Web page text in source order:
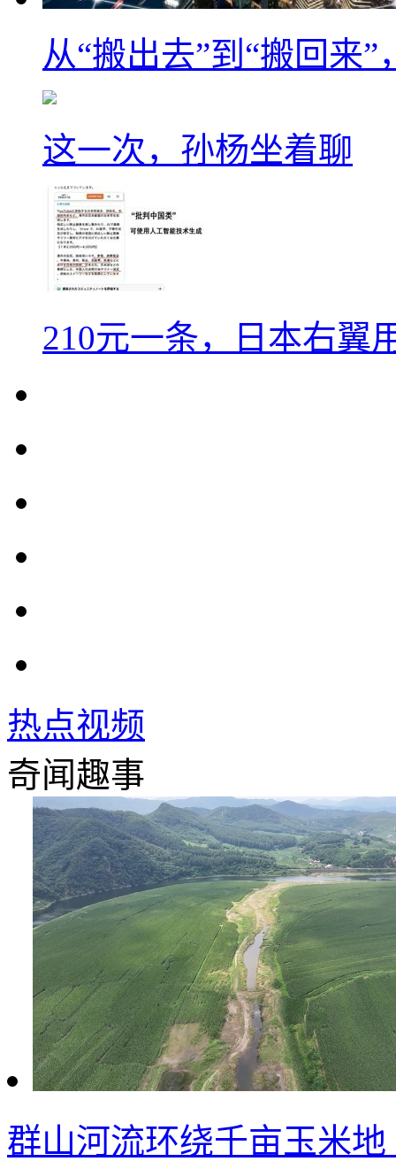
从“搬出去”到“搬回来
这一次，孙杨坐着聊
210元一条，日本右翼
热点视频
奇闻趣事
群山河流环绕千亩玉米地